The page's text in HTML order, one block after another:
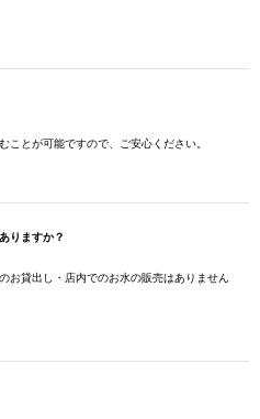
ことが可能ですので、ご安心ください。
りますか？
お貸出し・店内でのお水の販売はありません